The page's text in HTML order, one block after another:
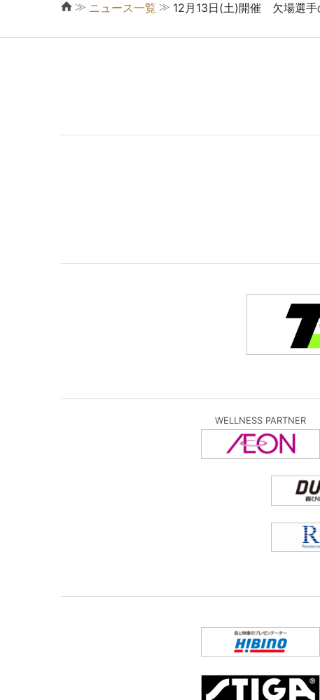
≫ ニュース一覧 ≫ 12月13日(土)開催 欠場選手
WELLNESS PARTNER